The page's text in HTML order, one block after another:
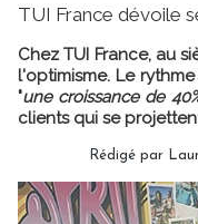
TUI France dévoile
Chez TUI France, au
l'optimisme. Le
"une croissance de
clients qui se
Rédigé par